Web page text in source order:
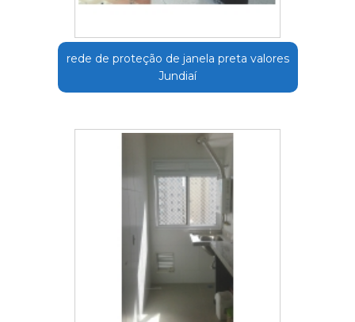
rede de proteção de janela preta valores
Jundiaí